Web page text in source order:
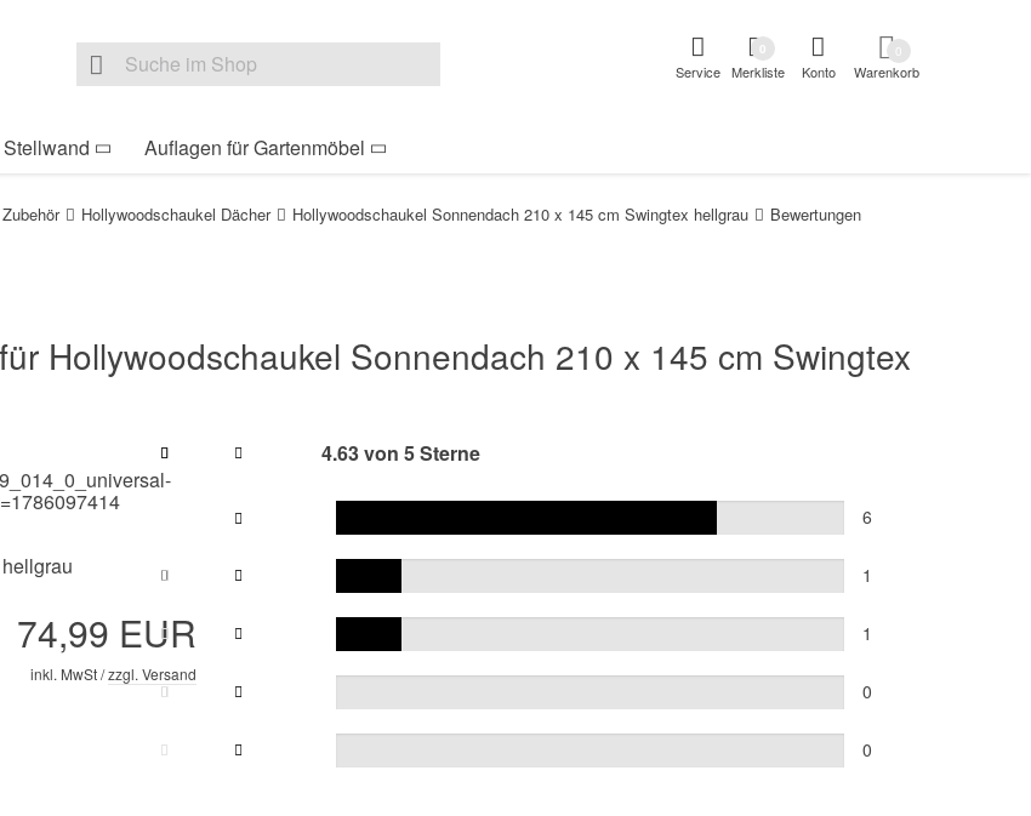
Suche nach
Service Merkliste
0
Konto Warenkorb
Stellwand Auflagen für Gartenmöbel
Hollywoodschaukel Dächer Hollywoodschaukel Sonnendach 210 x 145 cm Swingtex hellgrau Bewertungen
Hollywoodschaukel Sonnendach 210 x 145 cm Swingtex
74,99 EUR
inkl. MwSt /zzgl. Versand
4.63 von 5 Sterne
6
1
1
0
0